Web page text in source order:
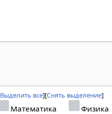
Выделить все Снять выделение
Математика Физика